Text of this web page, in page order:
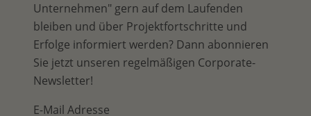
Unternehmen" gern auf dem Laufenden
bleiben und über Projektfortschritte und
Erfolge informiert werden? Dann abonnieren
Sie jetzt unseren regelmäßigen Corporate-
Newsletter!
E-Mail Adresse